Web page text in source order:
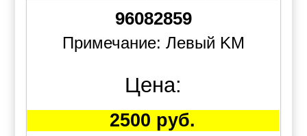
96082859
Примечание: Левый KM
Цена:
2500 руб.